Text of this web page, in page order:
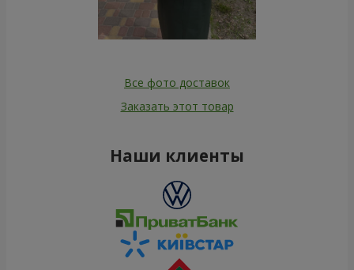
Все фото доставок
Заказать этот товар
Наши клиенты